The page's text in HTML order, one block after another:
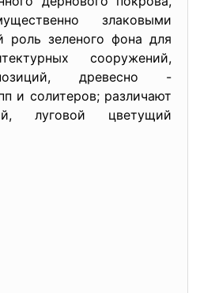
злаковыми
роль зеленого фона для
сооружений,
древесно -
и солитеров; различают
луговой цветущий